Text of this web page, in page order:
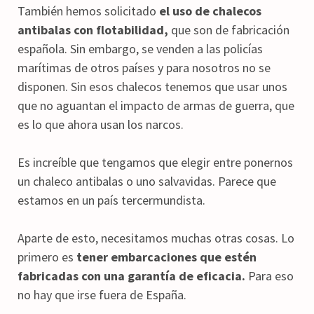
También hemos solicitado el uso de chalecos
antibalas con flotabilidad, que son de fabricación
española. Sin embargo, se venden a las policías
marítimas de otros países y para nosotros no se
disponen. Sin esos chalecos tenemos que usar unos
que no aguantan el impacto de armas de guerra, que
es lo que ahora usan los narcos.
Es increíble que tengamos que elegir entre ponernos
un chaleco antibalas o uno salvavidas. Parece que
estamos en un país tercermundista.
Aparte de esto, necesitamos muchas otras cosas. Lo
primero es tener embarcaciones que estén
fabricadas con una garantía de eficacia. Para eso
no hay que irse fuera de España.